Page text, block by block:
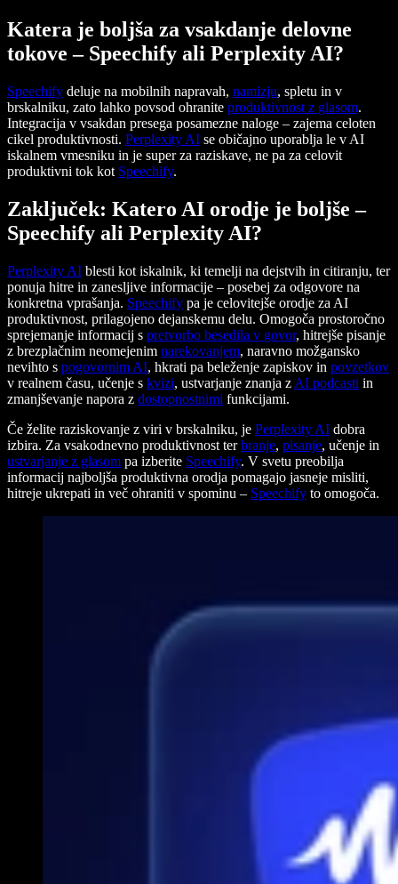
Katera je boljša za vsakdanje delovne
tokove – Speechify ali Perplexity AI?
Speechify deluje na mobilnih napravah, namizju, spletu in v
brskalniku, zato lahko povsod ohranite produktivnost z glasom.
Integracija v vsakdan presega posamezne naloge – zajema celoten
cikel produktivnosti. Perplexity AI se običajno uporablja le v AI
iskalnem vmesniku in je super za raziskave, ne pa za celovit
produktivni tok kot Speechify.
Zaključek: Katero AI orodje je boljše –
Speechify ali Perplexity AI?
Perplexity AI blesti kot iskalnik, ki temelji na dejstvih in citiranju, ter
ponuja hitre in zanesljive informacije – posebej za odgovore na
konkretna vprašanja. Speechify pa je celovitejše orodje za AI
produktivnost, prilagojeno dejanskemu delu. Omogoča prostoročno
sprejemanje informacij s pretvorbo besedila v govor, hitrejše pisanje
z brezplačnim neomejenim narekovanjem, naravno možgansko
nevihto s pogovornim AI, hkrati pa beleženje zapiskov in povzetkov
v realnem času, učenje s kvizi, ustvarjanje znanja z AI podcasti in
zmanjševanje napora z dostopnostnimi funkcijami.
Če želite raziskovanje z viri v brskalniku, je Perplexity AI dobra
izbira. Za vsakodnevno produktivnost terbranje, pisanje, učenje in
ustvarjanje z glasom pa izberite Speechify. V svetu preobilja
informacij najboljša produktivna orodja pomagajo jasneje misliti,
hitreje ukrepati in več ohraniti v spominu – Speechify to omogoča.